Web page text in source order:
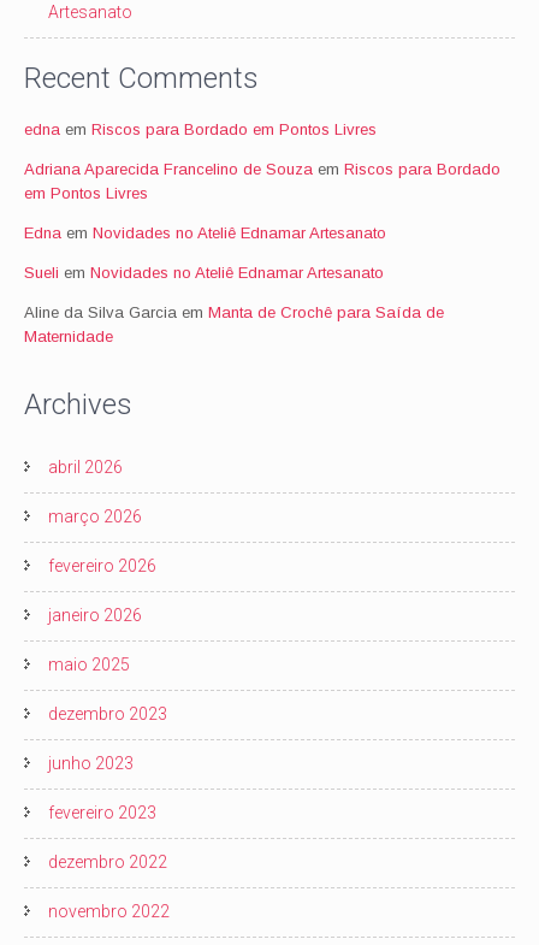
Artesanato
Recent Comments
edna em Riscos para Bordado em Pontos Livres
Adriana Aparecida Francelino de Souza em Riscos para Bordado
em Pontos Livres
Edna em Novidades no Ateliê Ednamar Artesanato
Sueli em Novidades no Ateliê Ednamar Artesanato
Aline da Silva Garcia em Manta de Crochê para Saída de
Maternidade
Archives
abril 2026
março 2026
fevereiro 2026
janeiro 2026
maio 2025
dezembro 2023
junho 2023
fevereiro 2023
dezembro 2022
novembro 2022